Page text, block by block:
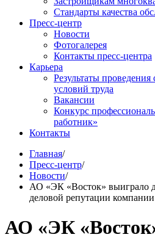
Стандарты качества
Пресс-центр
Новости
Фотогалерея
Контакты пресс-центра
Карьера
Результаты
условий труда
Вакансии
Конкурс
работник»
Контакты
Главная/
Пресс-центр/
Новости/
АО «ЭК «Восток» выиграло
деловой репутации компании
АО «ЭК